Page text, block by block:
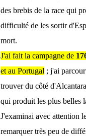
des brebis de la race qui
difficulté de les sortir
mort.
J'ai fait la campagne de
et au Portugal ; j'ai
trouver du côté
qui produit les plus belles
J'examinai avec attention
remarquer très peu de